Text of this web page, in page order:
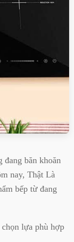
đang băn khoăn
nay, Thật Là
bếp từ đang
lựa phù hợp